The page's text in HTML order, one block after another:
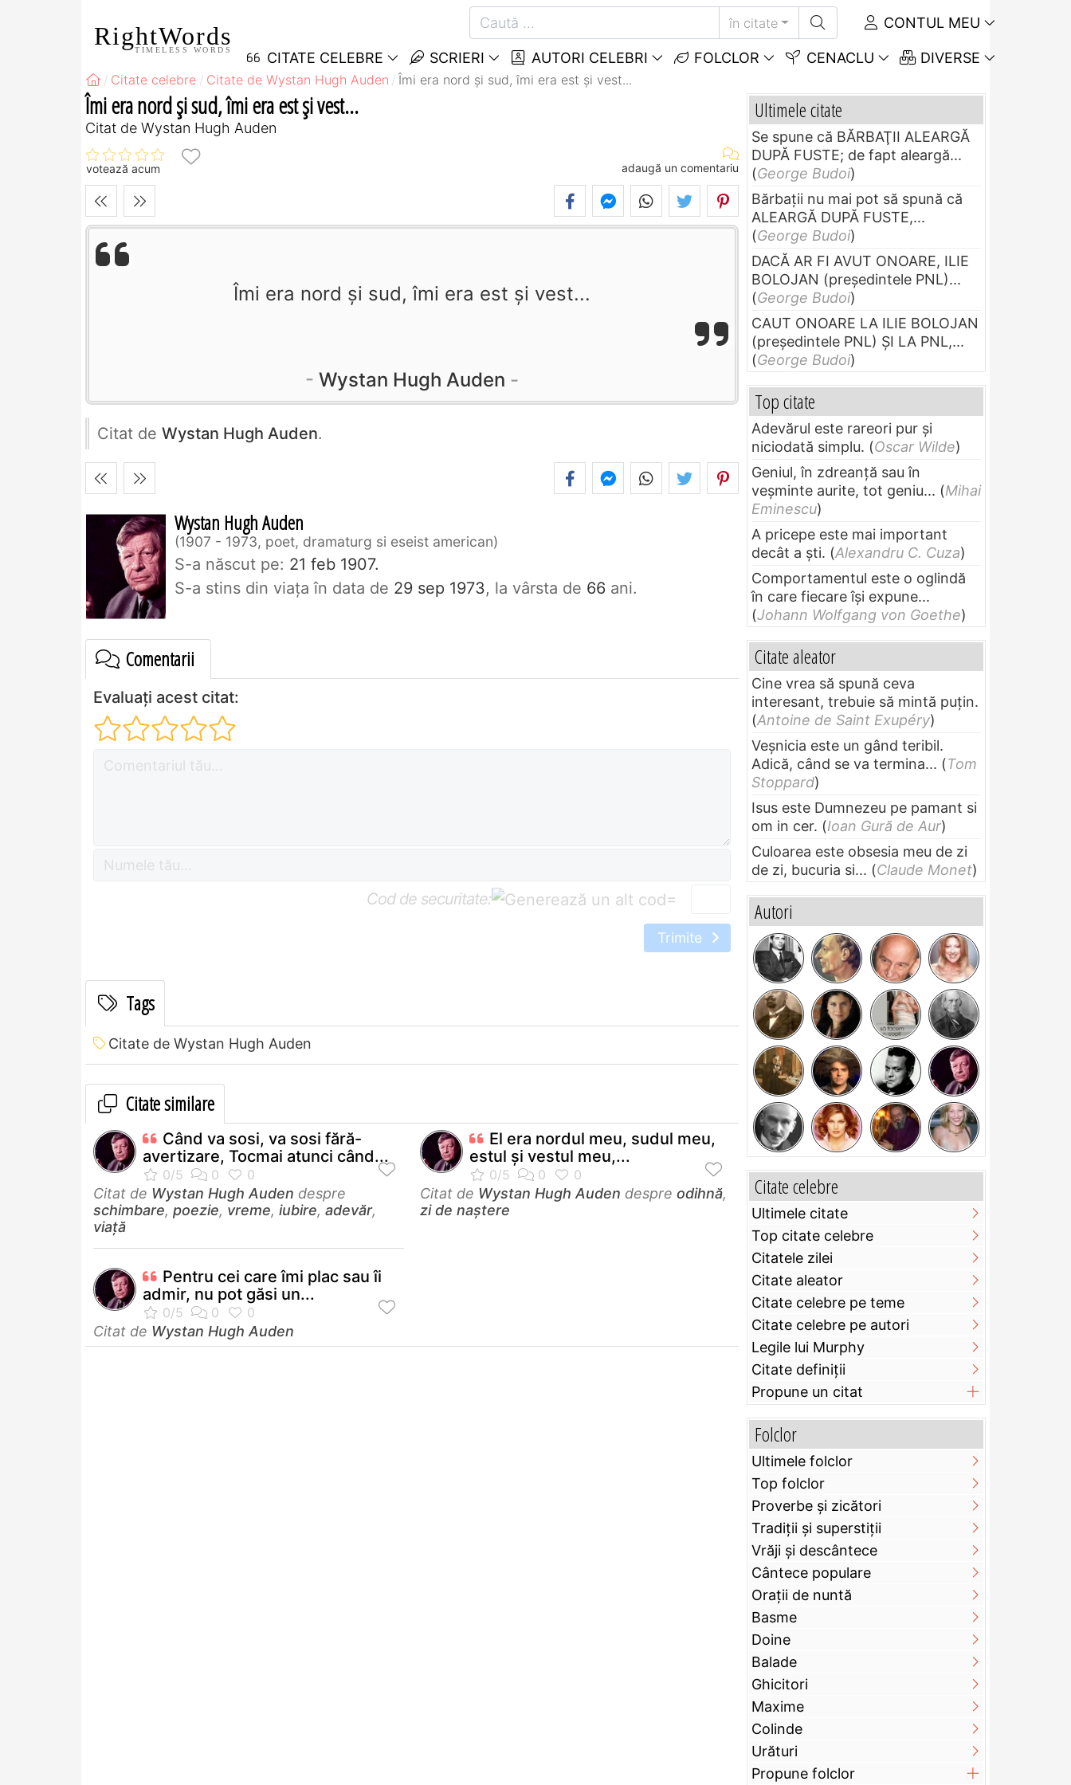
RightWords
TIMELESS WORDS
în citate CONTUL MEU
CITATE CELEBRE SCRIERI AUTORI CELEBRI FOLCLOR CENACLU DIVERSE
Citate celebre Citate de Wystan Hugh Auden Îmi era nord şi sud, îmi era est şi vest...
Îmi era nord şi sud, îmi era est şi vest...
Citat de Wystan Hugh Auden
votează acum adaugă un comentariu
Îmi era nord şi sud, îmi era est şi vest...
Wystan Hugh Auden
Citat de Wystan Hugh Auden.
Wystan Hugh Auden
1907 - 1973, poet, dramaturg si eseist american
S-a născut pe: 21 feb 1907.
S-a stins din viaţa în data de 29 sep 1973, la vârsta de 66 ani.
Comentarii
Evaluați acest citat:
Cod de securitate: =
Trimite
Tags
Citate de Wystan Hugh Auden
Citate similare
Când va sosi, va sosi fără-
avertizare, Tocmai atunci când...
Citat de Wystan Hugh Auden despre
schimbare, poezie, vreme, iubire, adevăr,
viață
El era nordul meu, sudul meu,
estul şi vestul meu,...
Citat de Wystan Hugh Auden despre odihnă,
zi de naștere
Pentru cei care îmi plac sau îi
admir, nu pot găsi un...
Citat de Wystan Hugh Auden
Ultimele citate
Se spune că BĂRBAŢII ALEARGĂ
DUPĂ FUSTE; de fapt aleargă...
(George Budoi)
Bărbaţii nu mai pot să spună că
ALEARGĂ DUPĂ FUSTE,...
(George Budoi)
DACĂ AR FI AVUT ONOARE, ILIE
BOLOJAN (preşedintele PNL)...
(George Budoi)
CAUT ONOARE LA ILIE BOLOJAN
(preşedintele PNL) ŞI LA PNL,...
(George Budoi)
Top citate
Adevărul este rareori pur și
niciodată simplu. (Oscar Wilde)
Geniul, în zdreanţă sau în
veşminte aurite, tot geniu... (Mihai
Eminescu)
A pricepe este mai important
decât a ști. (Alexandru C. Cuza)
Comportamentul este o oglindă
în care fiecare își expune...
(Johann Wolfgang von Goethe)
Citate aleator
Cine vrea să spună ceva
interesant, trebuie să mintă puțin.
(Antoine de Saint Exupéry)
Veșnicia este un gând teribil.
Adică, când se va termina... (Tom
Stoppard)
Isus este Dumnezeu pe pamant si
om in cer. (Ioan Gură de Aur)
Culoarea este obsesia meu de zi
de zi, bucuria si... (Claude Monet)
Autori
Citate celebre
Ultimele citate
Top citate celebre
Citatele zilei
Citate aleator
Citate celebre pe teme
Citate celebre pe autori
Legile lui Murphy
Citate definiţii
Propune un citat
Folclor
Ultimele folclor
Top folclor
Proverbe și zicători
Tradiții și superstiții
Vrăji și descântece
Cântece populare
Orații de nuntă
Basme
Doine
Balade
Ghicitori
Maxime
Colinde
Urături
Propune folclor